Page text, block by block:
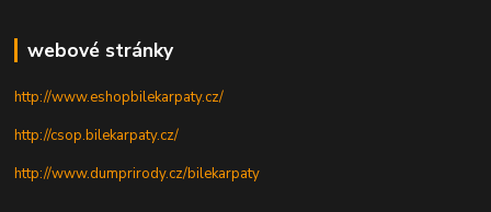
webové stránky
http://www.eshopbilekarpaty.cz/
http://csop.bilekarpaty.cz/
http://www.dumprirody.cz/bilekarpaty